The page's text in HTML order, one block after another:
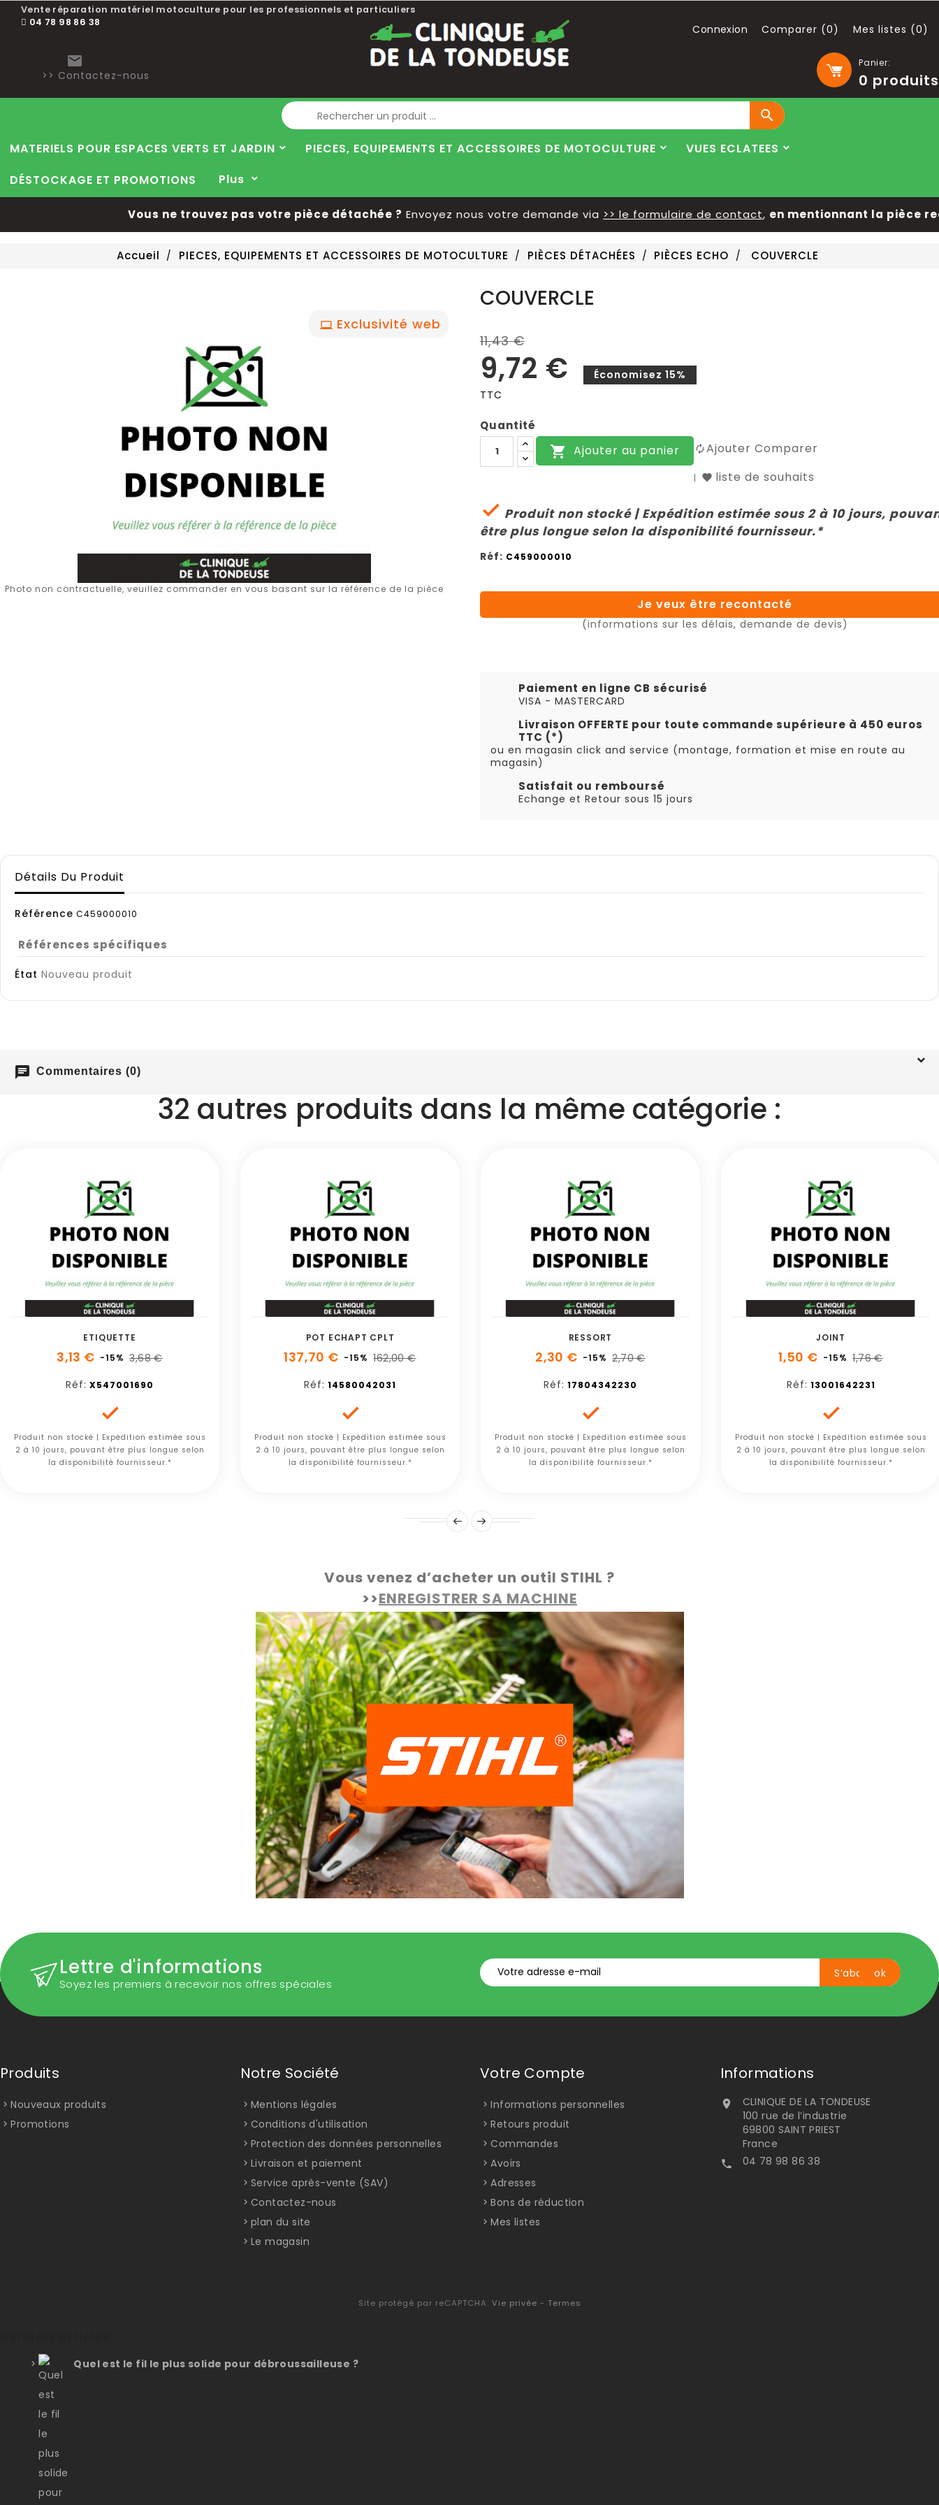
Vente réparation matériel motoculture pour les professionnels et particuliers
04 78 98 86 38
Panier:
0 produits

>> Contactez-nous
Connexion Comparer (0) Mes listes (0)
Blog

MATERIELS POUR ESPACES VERTS ET JARDIN PIECES, EQUIPEMENTS ET ACCESSOIRES DE MOTOCULTURE
VUES ECLATEES
DÉSTOCKAGE ET PROMOTIONS
Plus
Vous ne trouvez pas votre pièce détachée ?Envoyez nous votre demande via>> le formulaire de contact,en mentionnant la pièce
Accueil PIECES, EQUIPEMENTS ET ACCESSOIRES DE MOTOCULTURE PIÈCES DÉTACHÉES PIÈCES ECHO COUVERCLE
Exclusivité web
Photo non contractuelle, veuillez commander en vous basant sur la référence de la pièce
COUVERCLE
11,43 €
9,72 €
Économisez 15%
TTC
Quantité
 Ajouter au panier
Ajouter Comparer
liste de souhaits
 Produit non stocké | Expédition estimée sous 2 à 10 jours,
être plus longue selon la disponibilité fournisseur.*
Réf: C459000010
Je veux être recontacté
(informations sur les délais, demande de devis)
Paiement en ligne CB sécurisé
VISA - MASTERCARD
Livraison OFFERTE pour toute commande supérieure à 450 euros
TTC (*)
ou en magasin click and service (montage, formation et mise en route au
magasin)
Satisfait ou remboursé
Echange et Retour sous 15 jours
Détails Du Produit
Référence C459000010
Références spécifiques
État Nouveau produit
chat Commentaires (0)
32 autres produits dans la même catégorie :
ETIQUETTE
3,13 € -15% 3,68 €
Réf: X547001690

Produit non stocké | Expédition estimée sous
2 à 10 jours, pouvant être plus longue selon
la disponibilité fournisseur.*
POT ECHAPT CPLT
137,70 € -15% 162,00 €
Réf: 14580042031

Produit non stocké | Expédition estimée sous
2 à 10 jours, pouvant être plus longue selon
la disponibilité fournisseur.*
RESSORT
2,30 € -15% 2,70 €
Réf: 17804342230

Produit non stocké | Expédition estimée sous
2 à 10 jours, pouvant être plus longue selon
la disponibilité fournisseur.*
JOINT
1,50 € -15% 1,76 €
Réf: 13001642231

Produit non stocké | Expédition estimée sous
2 à 10 jours, pouvant être plus longue selon
la disponibilité fournisseur.*
Vous venez d’acheter un outil STIHL ?
>>ENREGISTRER SA MACHINE
Lettre d'informations
Soyez les premiers à recevoir nos offres spéciales
Produits
Nouveaux produits
Promotions
Notre Société
Mentions légales
Conditions d'utilisation
Protection des données personnelles
Livraison et paiement
Service après-vente (SAV)
Contactez-nous
plan du site
Le magasin
Votre Compte
Informations personnelles
Retours produit
Commandes
Avoirs
Adresses
Bons de réduction
Mes listes
Informations

CLINIQUE DE LA TONDEUSE
100 rue de l’industrie
69800 SAINT PRIEST
France
 04 78 98 86 38
Site protégé par reCAPTCHA. Vie privée - Termes
Quel est le fil le plus solide pour débroussailleuse ?